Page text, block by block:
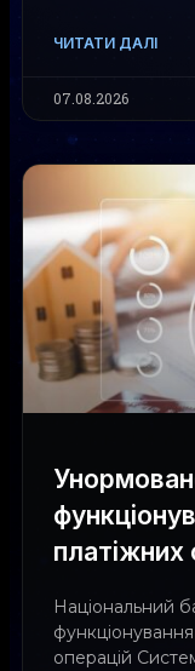
ЧИТАТИ ДАЛІ
07.08.2026
платіжних
Національний
функціонування
операцій